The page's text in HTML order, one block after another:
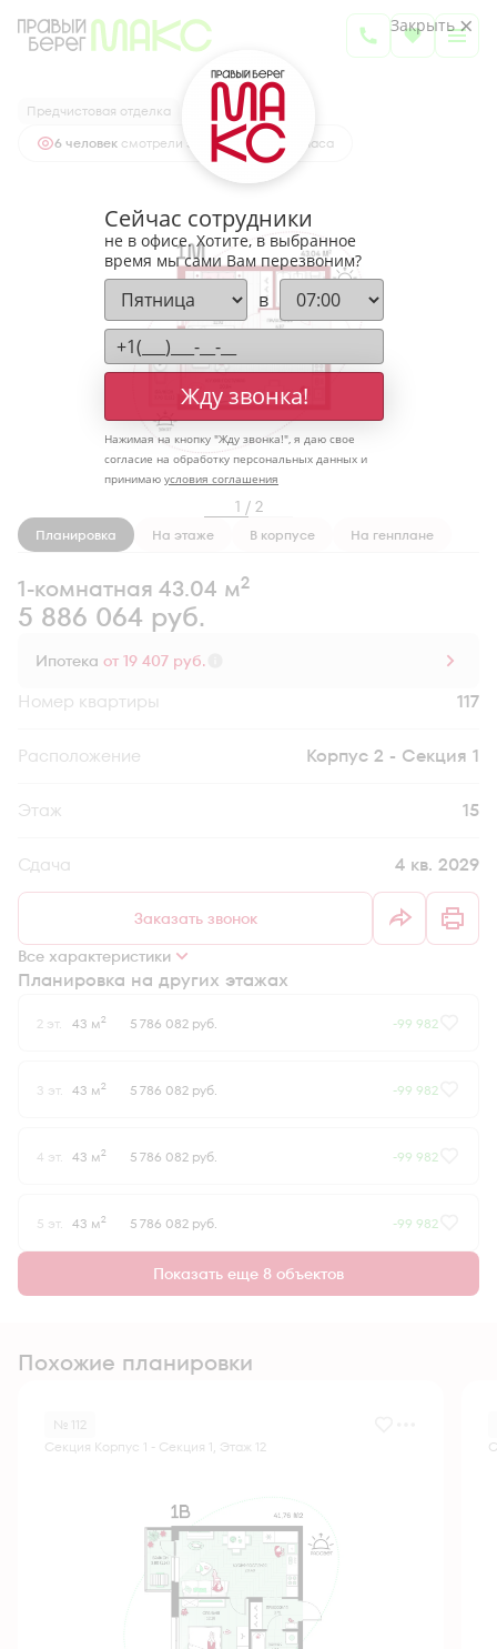
1-комнатная43.04 м2
5 886 064 руб.
Ипотекаот 19 407 руб.
Предчистовая отделка
6 человек смотрели эту квартиру за 24 часа
1 / 2
Планировка На этаже В корпусе На генплане
1-комнатная 43.04 м2
5 886 064 руб.
Ипотека от 19 407 руб.
Номер квартиры 117
Секция Корпус 2 - Секция 1
Этаж 15
Сдача 4 кв. 2029
Заказать звонок
Все характеристики
Планировка на других этажах
2 эт. 43 м2 5 786 082 руб. -99 982
3 эт. 43 м2 5 786 082 руб. -99 982
4 эт. 43 м2 5 786 082 руб. -99 982
5 эт. 43 м2 5 786 082 руб. -99 982
Показать еще 8 объектов
Похожие планировки
№ 112
Секция Корпус 1 - Секция 1, Этаж 12
Закрыть
Сейчас сотрудники
не в офисе. Хотите, в выбранное
время мы сами Вам перезвоним?
в
Жду звонка!
Нажимая на кнопку "Жду звонка!", я даю свое
согласие на обработку персональных данных и
принимаю условия соглашения